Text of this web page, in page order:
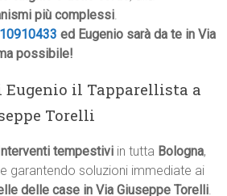
più complessi.
ed Eugenio sarà da te in Via
possibile!
Eugenio il Tapparellista a
Torelli
Interventi tempestivi in tutta Bologna,
garantendo soluzioni immediate ai
delle case in Via Giuseppe Torelli.